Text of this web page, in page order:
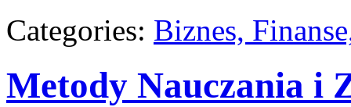
Categories: Biznes,
Metody Nauczania i